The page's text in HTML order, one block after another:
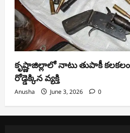
కృష్ణాజిల్లాలో నాటు తుపాకీ
రోడ్డెక్కిన వ్యక్తి
Anusha June 3, 2026 0